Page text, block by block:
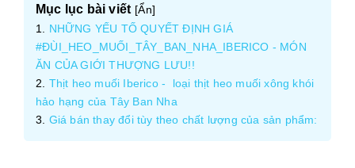
Mục lục bài viết [Ẩn]
NHỮNG YẾU TỐ QUYẾT ĐỊNH GIÁ
#ĐÙI_HEO_MUỐI_TÂY_BAN_NHA_IBERICO - MÓN
ĂN CỦA GIỚI THƯỢNG LƯU!!
Thịt heo muối Iberico - loại thịt heo muối xông khói
hảo hạng của Tây Ban Nha
Giá bán thay đổi tùy theo chất lượng của sản phẩm: